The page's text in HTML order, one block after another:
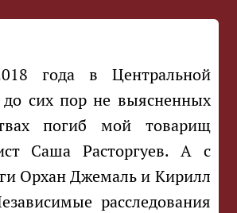
сих пор не выясненных
погиб мой товарищ
Саша Расторгуев. А с
Орхан Джемаль и Кирилл
расследования